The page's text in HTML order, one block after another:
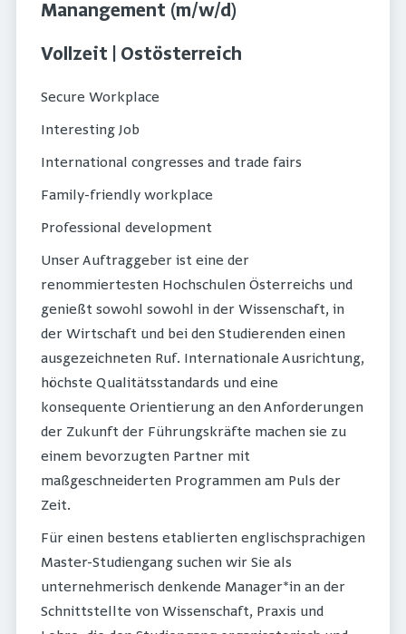
Manangement (m/w/d)
Vollzeit | Ostösterreich
Secure Workplace
Interesting Job
International congresses and trade fairs
Family-friendly workplace
Professional development
Unser Auftraggeber ist eine der
renommiertesten Hochschulen Österreichs und
genießt sowohl sowohl in der Wissenschaft, in
der Wirtschaft und bei den Studierenden einen
ausgezeichneten Ruf. Internationale Ausrichtung,
höchste Qualitätsstandards und eine
konsequente Orientierung an den Anforderungen
der Zukunft der Führungskräfte machen sie zu
einem bevorzugten Partner mit
maßgeschneiderten Programmen am Puls der
Zeit.
Für einen bestens etablierten englischsprachigen
Master-Studiengang suchen wir Sie als
unternehmerisch denkende Manager*in an der
Schnittstellte von Wissenschaft, Praxis und